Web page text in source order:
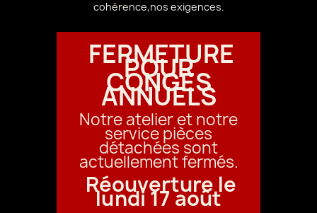
cohérence,nos exigences.
FERMETURE
POUR
CONGÉS
ANNUELS
Notre atelier et notre
service pièces
détachées sont
actuellement fermés.
Réouverture le
lundi 17 août